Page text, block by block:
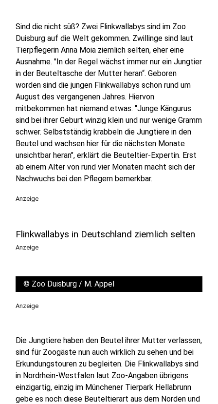
Sind die nicht süß? Zwei Flinkwallabys sind im Zoo
Duisburg auf die Welt gekommen. Zwillinge sind laut
Tierpflegerin Anna Moia ziemlich selten, eher eine
Ausnahme. "In der Regel wächst immer nur ein Jungtier
in der Beuteltasche der Mutter heran“. Geboren
worden sind die jungen Flinkwallabys schon rund um
August des vergangenen Jahres. Hiervon
mitbekommen hat niemand etwas. "Junge Kängurus
sind bei ihrer Geburt winzig klein und nur wenige Gramm
schwer. Selbstständig krabbeln die Jungtiere in den
Beutel und wachsen hier für die nächsten Monate
unsichtbar heran", erklärt die Beuteltier-Expertin. Erst
ab einem Alter von rund vier Monaten macht sich der
Nachwuchs bei den Pflegern bemerkbar.
Anzeige
Flinkwallabys in Deutschland ziemlich selten
Anzeige
© Zoo Duisburg / M. Appel
Anzeige
Die Jungtiere haben den Beutel ihrer Mutter verlassen,
sind für Zoogäste nun auch wirklich zu sehen und bei
Erkundungstouren zu begleiten. Die Flinkwallabys sind
in Nordrhein-Westfalen laut Zoo-Angaben übrigens
einzigartig, einzig im Münchener Tierpark Hellabrunn
gebe es noch diese Beuteltierart aus dem Norden und